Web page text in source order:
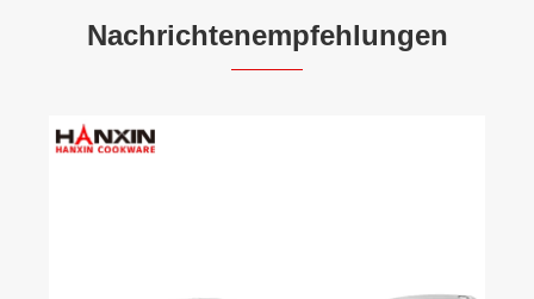
Nachrichtenempfehlungen